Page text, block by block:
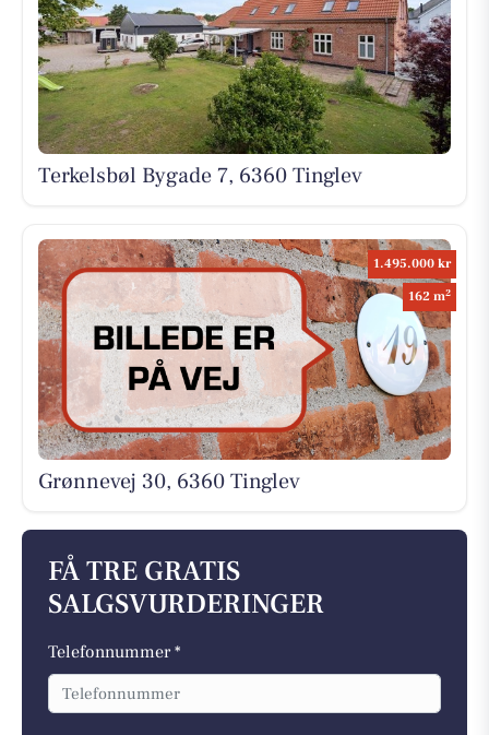
Terkelsbøl Bygade 7, 6360 Tinglev
1.495.000 kr
162 m2
Grønnevej 30, 6360 Tinglev
FÅ TRE GRATIS
SALGSVURDERINGER
Telefonnummer *